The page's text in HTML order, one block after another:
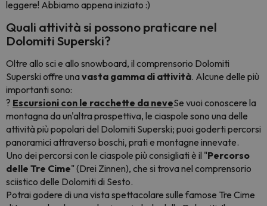
leggere! Abbiamo appena iniziato :)
Quali attività si possono praticare nel
Dolomiti Superski?
Oltre allo sci e allo snowboard, il comprensorio Dolomiti
Superski offre unavasta gamma di attività. Alcune delle più
importanti sono:
? Escursioni con le racchette da neveSe vuoi conoscere la
montagna da un'altra prospettiva, le ciaspole sono una delle
attività più popolari del Dolomiti Superski; puoi goderti percorsi
panoramici attraverso boschi, prati e montagne innevate.
Uno dei percorsi con le ciaspole più consigliati è il "Percorso
delle Tre Cime" (Drei Zinnen), che si trova nel comprensorio
sciistico delle Dolomiti di Sesto.
Potrai godere di una vista spettacolare sulle famose Tre Cime